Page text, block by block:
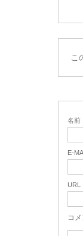
こ
名前
E-
URL
コ